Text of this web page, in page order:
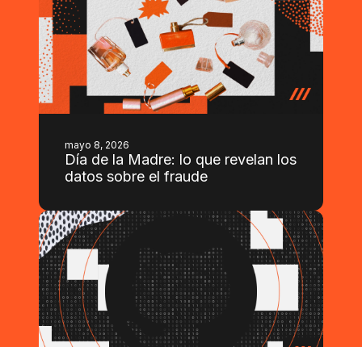
mayo 8, 2026
Día de la Madre: lo que revelan los
datos sobre el fraude